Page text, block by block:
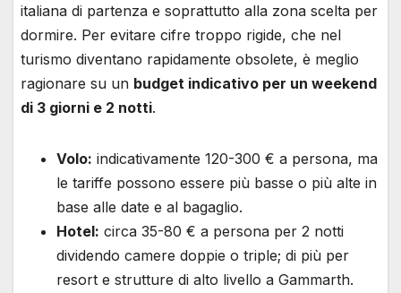
italiana di partenza e soprattutto alla zona scelta per
dormire. Per evitare cifre troppo rigide, che nel
turismo diventano rapidamente obsolete, è meglio
ragionare su un budget indicativo per un weekend
di 3 giorni e 2 notti.
Volo: indicativamente 120-300 € a persona, ma
le tariffe possono essere più basse o più alte in
base alle date e al bagaglio.
Hotel: circa 35-80 € a persona per 2 notti
dividendo camere doppie o triple; di più per
resort e strutture di alto livello a Gammarth.